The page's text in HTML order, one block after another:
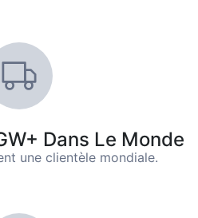
Dans Le Monde
une clientèle mondiale.